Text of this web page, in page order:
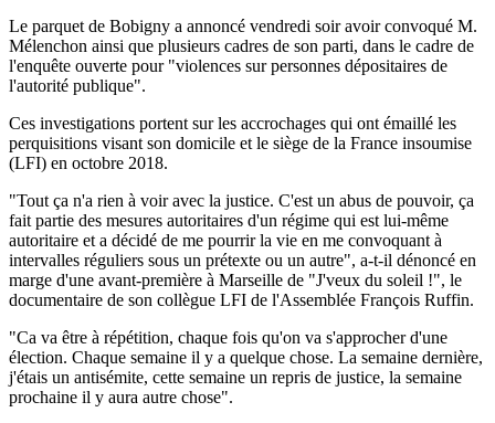
Le parquet de Bobigny a annoncé vendredi soir avoir convoqué M.
Mélenchon ainsi que plusieurs cadres de son parti, dans le cadre de
l'enquête ouverte pour "violences sur personnes dépositaires de
l'autorité publique".
Ces investigations portent sur les accrochages qui ont émaillé les
perquisitions visant son domicile et le siège de la France insoumise
(LFI) en octobre 2018.
"Tout ça n'a rien à voir avec la justice. C'est un abus de pouvoir, ça
fait partie des mesures autoritaires d'un régime qui est lui-même
autoritaire et a décidé de me pourrir la vie en me convoquant à
intervalles réguliers sous un prétexte ou un autre", a-t-il dénoncé en
marge d'une avant-première à Marseille de "J'veux du soleil !", le
documentaire de son collègue LFI de l'Assemblée François Ruffin.
"Ca va être à répétition, chaque fois qu'on va s'approcher d'une
élection. Chaque semaine il y a quelque chose. La semaine dernière,
j'étais un antisémite, cette semaine un repris de justice, la semaine
prochaine il y aura autre chose".